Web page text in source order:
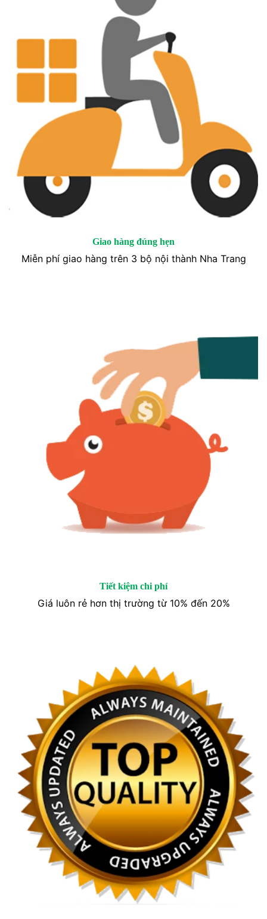
Giao hàng đúng hẹn
Miễn phí giao hàng trên 3 bộ nội thành Nha Trang
Tiết kiệm chi phí
Giá luôn rẻ hơn thị trường từ 10% đến 20%